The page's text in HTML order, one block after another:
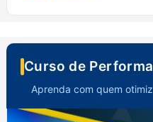
Curso de
Aprenda com quem